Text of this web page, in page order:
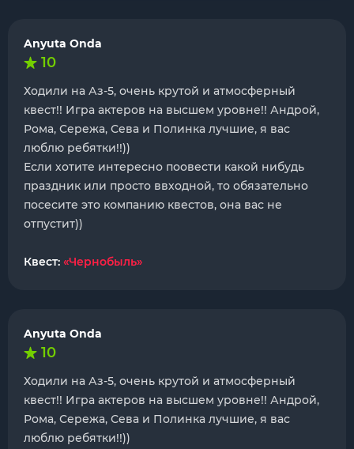
Anyuta Onda
10
Ходили на Аз-5, очень крутой и атмосферный
квест!! Игра актеров на высшем уровне!! Андрой,
Рома, Сережа, Сева и Полинка лучшие, я вас
люблю ребятки!!))
Если хотите интересно поовести какой нибудь
праздник или просто ввходной, то обязательно
посесите это компанию квестов, она вас не
отпустит))
Квест: «Чернобыль»
Anyuta Onda
10
Ходили на Аз-5, очень крутой и атмосферный
квест!! Игра актеров на высшем уровне!! Андрой,
Рома, Сережа, Сева и Полинка лучшие, я вас
люблю ребятки!!))